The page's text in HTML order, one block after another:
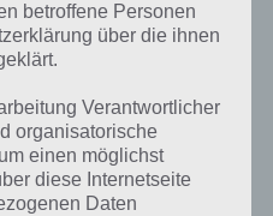
Player in den wichtigsten Apps
Play Store unzählige gute Musik
nach einiger Zeit Geld oder
hat uns vollkommen überzeugt,
und beinhaltet dabei alle
betroffene Personen
über die ihnen
Verantwortlicher
organisatorische
einen möglichst
diese Internetseite
Daten